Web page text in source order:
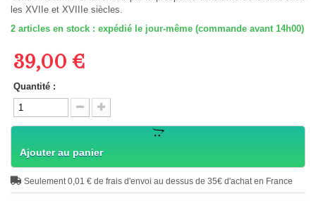
les XVIIe et XVIIIe siècles.
2 articles en stock : expédié le jour-même (commande avant 14h00)
39,00 €
Quantité :
Ajouter au panier
Seulement 0,01 € de frais d'envoi au dessus de 35€ d'achat en France